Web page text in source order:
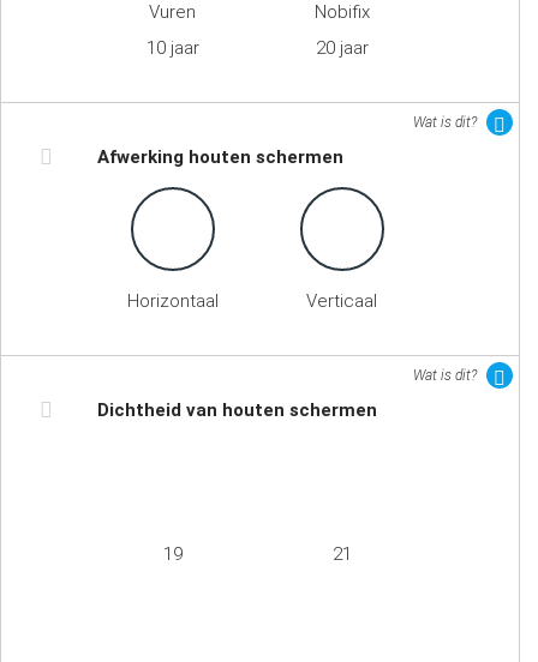
Vuren
10 jaar
Nobifix
20 jaar
Wat is dit?
Afwerking houten schermen
Horizontaal Verticaal
Wat is dit?
Dichtheid van houten schermen
19 21